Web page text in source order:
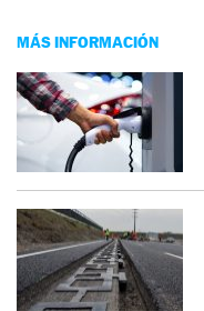
MÁS INFORMACIÓN